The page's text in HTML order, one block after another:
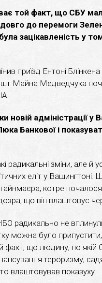
той факт, що СБУ
до перемоги
зацікавленість у
приїзд Ентоні
Майна Медведчука
новій адміністрації у
Банкової і
радикальні зміни, але
еліт у
котре почалося
що він влаштовує
радикально не
можна було
факт, що людину, по
тероризму,
влаштовував показуху.